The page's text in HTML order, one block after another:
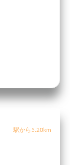
駅から5.20km